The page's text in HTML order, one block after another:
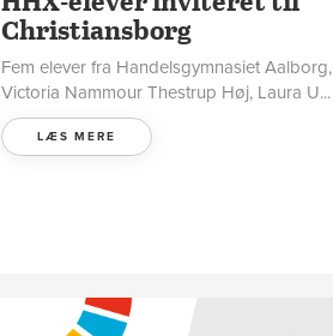
Christiansborg
Fem elever fra Handelsgymnasiet Aalborg,
Victoria Nammour Thestrup Høj, Laura U...
LÆS MERE